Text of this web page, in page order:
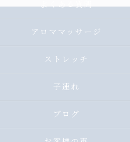
よくある質問
アロママッサージ
ストレッチ
子連れ
ブログ